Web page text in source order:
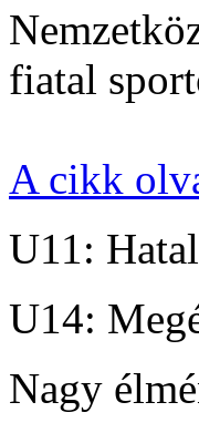
fiatal
A cikk
U11:
U14:
Nagy